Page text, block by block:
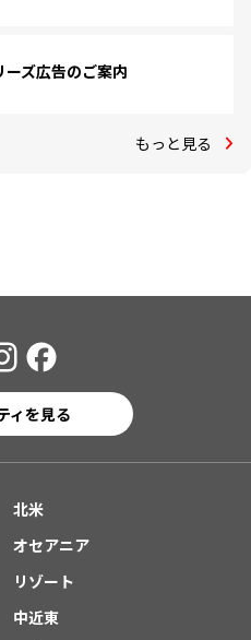
ーズ広告のご案内
もっと見る
ィを見る
北米
オセアニア
リゾート
中近東